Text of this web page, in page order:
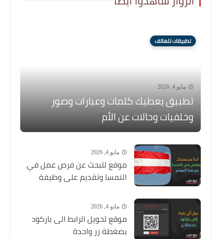
تطبيقات للهاتف
مايو 4, 2026
تطبيق يعطيك كلمات وعبارات وصور
وخلفيات وحالات عن الأم
مايو 4, 2026
موقع للبحث عن فرص عمل في
النمسا وتقديم على وظيفة
مايو 4, 2026
موقع تحويل الرابط الى باركود
بضغطة زر واحدة